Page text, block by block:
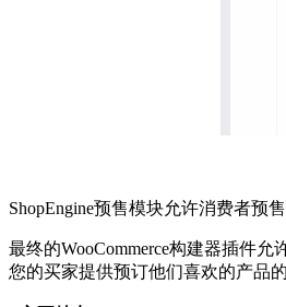
ShopEngine预售模块允许消费者预
最终的WooCommerce构建器插件
您的买家提供预订他们喜欢的产品的